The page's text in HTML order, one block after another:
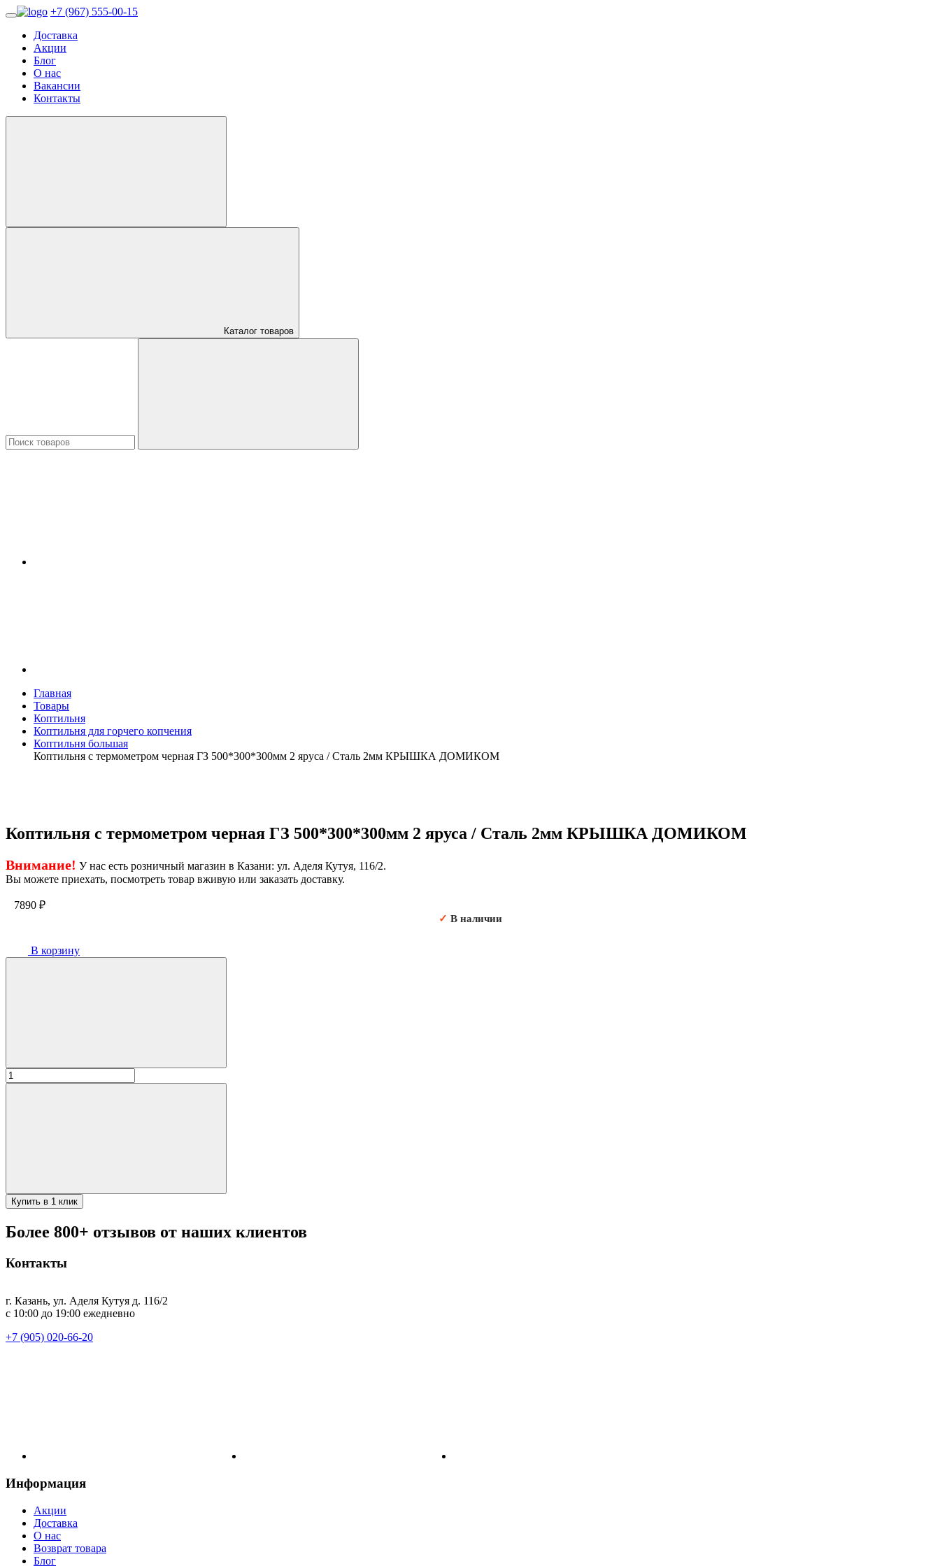
+7 (967) 555-00-15
Доставка
Акции
Блог
О нас
Вакансии
Контакты
Каталог товаров
Главная
Товары
Коптильня
Коптильня для горчего копчения
Коптильня большая
Коптильня с термометром черная ГЗ 500*300*300мм 2 яруса / Сталь 2мм КРЫШКА ДОМИКОМ
Коптильня с термометром черная ГЗ 500*300*300мм 2 яруса / Сталь 2мм КРЫШКА ДОМИКОМ
Внимание! У нас есть розничный магазин в Казани: ул. Аделя Кутуя, 116/2.
Вы можете приехать, посмотреть товар вживую или заказать доставку.
7890 ₽
✓ В наличии
В корзину
Количество
товара
/
Сталь
2мм
КРЫШКА
Купить в 1 клик
Более 800+ отзывов от наших клиентов
Контакты
г. Казань, ул. Аделя Кутуя д. 116/2
с 10:00 до 19:00 ежедневно
+7 (905) 020-66-20
Информация
Акции
Доставка
О нас
Возврат товара
Блог